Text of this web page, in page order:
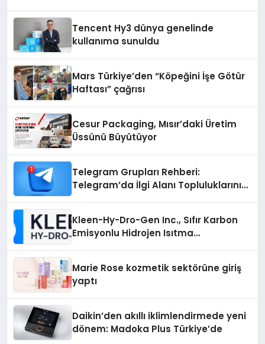
Tencent Hy3 dünya genelinde
kullanıma sunuldu
Mars Türkiye’den “Köpeğini İşe Götür
Haftası” çağrısı
Cesur Packaging, Mısır’daki Üretim
Üssünü Büyütüyor
Telegram Grupları Rehberi:
Telegram’da İlgi Alanı Topluluklarını
Kleen-Hy-Dro-Gen Inc., Sıfır Karbon
Emisyonlu Hidrojen Isıtma
Marie Rose kozmetik sektörüne giriş
yaptı
Daikin’den akıllı iklimlendirmede yeni
dönem: Madoka Plus Türkiye’de